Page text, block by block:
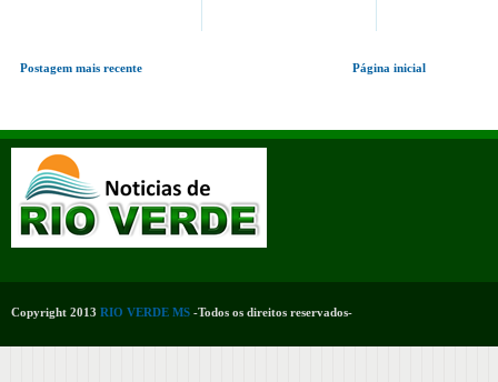
Postagem mais recente Página inicial
Copyright 2013 RIO VERDE MS -Todos os direitos reservados-